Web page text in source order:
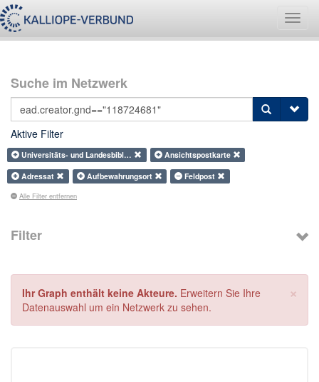
Suche im Netzwerk
Aktive Filter
Universitäts- und Landesbibl…
Ansichtspostkarte
Adressat
Aufbewahrungsort Feldpost
Alle Filter entfernen
Filter
×
Ihr Graph enthält keine Akteure. Erweitern Sie Ihre
Datenauswahl um ein Netzwerk zu sehen.